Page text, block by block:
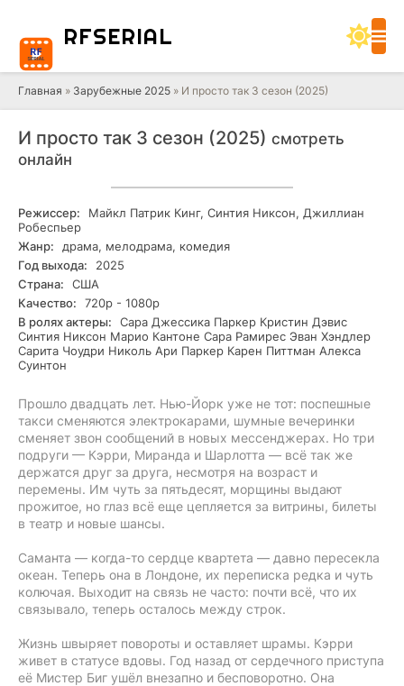
RFSERIAL
Главная » Зарубежные 2025 » И просто так 3 сезон (2025)
И просто так 3 сезон (2025) смотреть
онлайн
Режиссер:
Майкл Патрик Кинг, Синтия Никсон, Джиллиан
Робеспьер
Жанр:
драма, мелодрама, комедия
Год выхода:
2025
Страна:
США
Качество:
720р - 1080р
В ролях актеры:
Сара Джессика Паркер Кристин Дэвис
Синтия Никсон Марио Кантоне Сара Рамирес Эван Хэндлер
Сарита Чоудри Николь Ари Паркер Карен Питтман Алекса
Суинтон
Прошло двадцать лет. Нью-Йорк уже не тот: поспешные
такси сменяются электрокарами, шумные вечеринки
сменяет звон сообщений в новых мессенджерах. Но три
подруги — Кэрри, Миранда и Шарлотта — всё так же
держатся друг за друга, несмотря на возраст и
перемены. Им чуть за пятьдесят, морщины выдают
прожитое, но глаз всё еще цепляется за витрины, билеты
в театр и новые шансы.
Саманта — когда-то сердце квартета — давно пересекла
океан. Теперь она в Лондоне, их переписка редка и чуть
колючая. Выходит на связь не часто: почти всё, что их
связывало, теперь осталось между строк.
Жизнь швыряет повороты и оставляет шрамы. Кэрри
живет в статусе вдовы. Год назад от сердечного приступа
её Мистер Биг ушёл внезапно и бесповоротно. Она